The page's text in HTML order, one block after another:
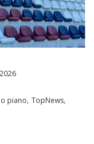
piano, TopNews,